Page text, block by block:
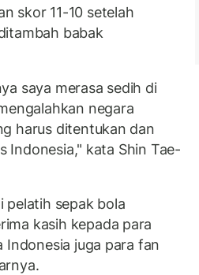
skor 11-10 setelah
babak
saya merasa sedih di
negara
harus ditentukan dan
Indonesia," kata Shin Tae-
pelatih sepak bola
kasih kepada para
Indonesia juga para fan